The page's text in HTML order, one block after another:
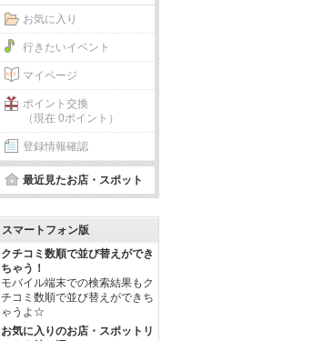
お気に入り
行きたいイベント
マイページ
ポイント交換
（現在 0ポイント）
登録情報確認
最近見たお店・スポット
スマートフォン版
クチコミ数順で並び替えができ
ちゃう！
モバイル端末での検索結果もク
チコミ数順で並び替えができち
ゃうよ☆
お気に入りのお店・スポットリ